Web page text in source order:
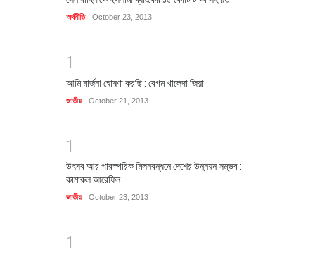
অর্থনীতি October 23, 2013
1
আমি মার্জনা ঘোষণা করছি : বেগম খালেদা জিয়া
জাতীয় October 21, 2013
1
উৎসব আর পারস্পরিক মিলনবন্ধনে দেশের উন্নয়ন সম্ভব :
কামারুল আরেফিন
জাতীয় October 23, 2013
1